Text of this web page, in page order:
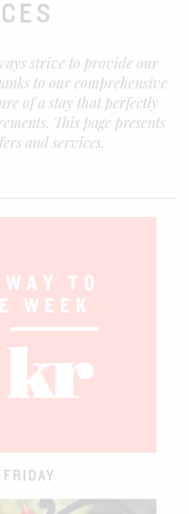
strive to provide our
to our comprehensive
of a stay that perfectly
This page presents
and services.